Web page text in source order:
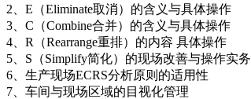
2、E（Eliminate取消）的含义与具体操作
3、C（Combine合并）的含义与具体操作
4、R（Rearrange重排）的内容 具体操作
5、S（Simplify简化）的现场改善与操作实务
6、生产现场ECRS分析原则的适用性
7、车间与现场区域的目视化管理